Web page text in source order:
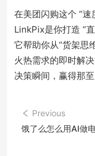
在美团闪购这个 “
LinkPix是你打造 “
它帮助你从“货架思
火热需求的即时解
决策瞬间，赢得那
Previous
饿了么怎么用AI做